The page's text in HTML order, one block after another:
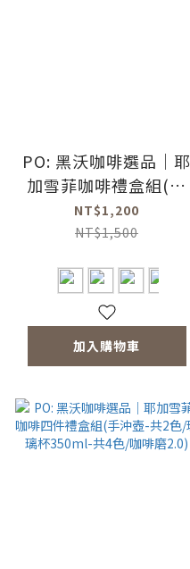
PO: 黑沃咖啡選品｜耶
加雪菲咖啡禮盒組(玻
璃咖啡杯350ml-共4
色)
NT$1,200
NT$1,500
加入購物車